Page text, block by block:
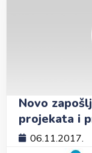
Novo
projekata i
06.11.2017.